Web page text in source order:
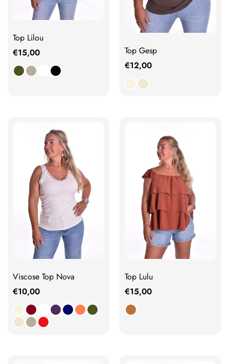
Top Lilou
€15,00
Top Gesp
€12,00
Viscose Top Nova
€10,00
Top Lulu
€15,00